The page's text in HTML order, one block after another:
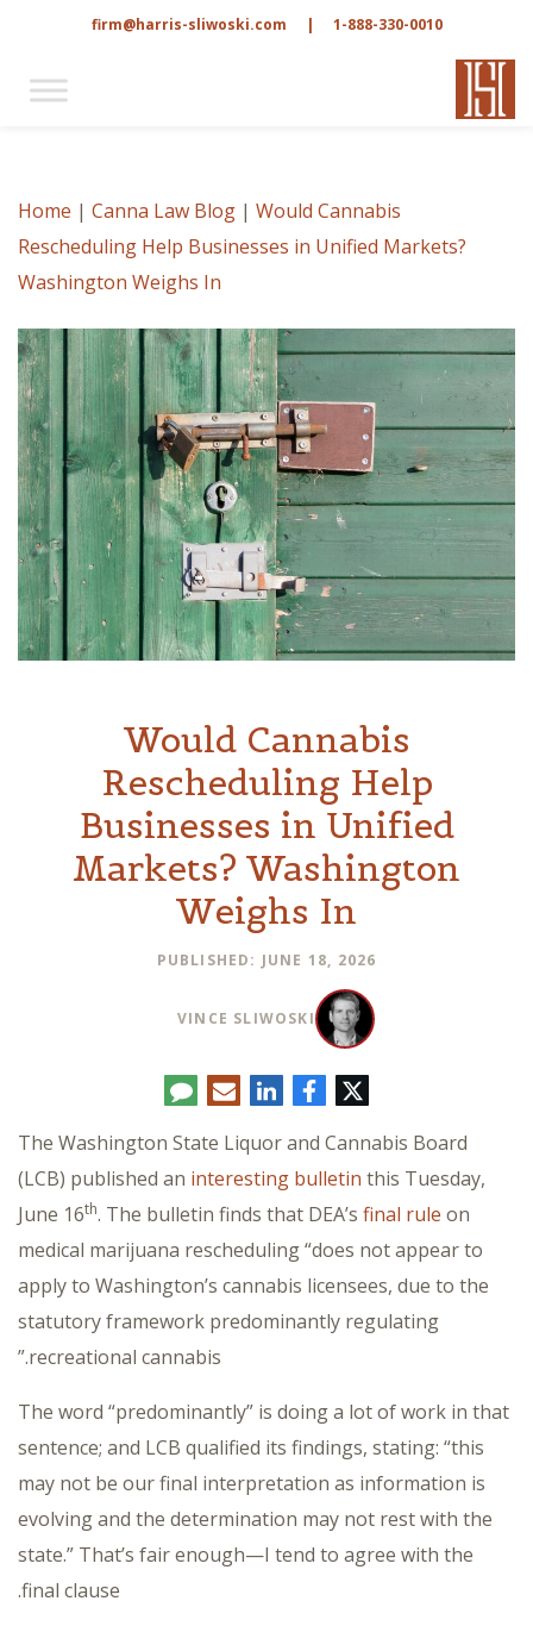
1-888-330-0010
|
firm@harris-sliwoski.com
Home | Canna Law Blog | Would Cannabis
Rescheduling Help Businesses in Unified Markets?
Washington Weighs In
Would Cannabis
Rescheduling Help
Businesses in Unified
Markets? Washington
Weighs In
PUBLISHED: JUNE 18, 2026
VINCE SLIWOSKI
تويترفيسبوكلينكدإنالبريد
الإلكتروني
تعليق
The Washington State Liquor and Cannabis Board
(LCB) published an interesting bulletin this Tuesday,
June 16th. The bulletin finds that DEA’s final rule on
medical marijuana rescheduling “does not appear to
apply to Washington’s cannabis licensees, due to the
statutory framework predominantly regulating
recreational cannabis.”
The word “predominantly” is doing a lot of work in that
sentence; and LCB qualified its findings, stating: “this
may not be our final interpretation as information is
evolving and the determination may not rest with the
state.” That’s fair enough—I tend to agree with the
final clause.